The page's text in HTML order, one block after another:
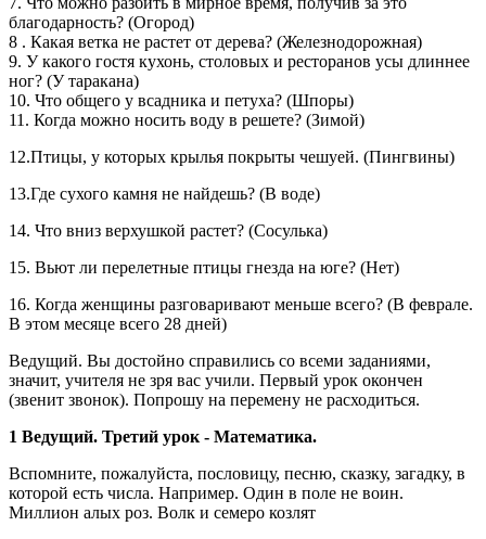
благодарность? (Огород)
8 . Какая ветка не растет от дерева? (Железнодорожная)
9. У какого гостя кухонь, столовых и ресторанов усы длиннее
ног? (У таракана)
10. Что общего у всадника и петуха? (Шпоры)
11. Когда можно носить воду в решете? (Зимой)
12.Птицы, у которых крылья покрыты чешуей. (Пингвины)
13.Где сухого камня не найдешь? (В воде)
14. Что вниз верхушкой растет? (Сосулька)
15. Вьют ли перелетные птицы гнезда на юге? (Нет)
16. Когда женщины разговаривают меньше всего? (В феврале.
В этом месяце всего 28 дней)
Ведущий. Вы достойно справились со всеми заданиями,
значит, учителя не зря вас учили. Первый урок окончен
(звенит звонок). Попрошу на перемену не расходиться.
1 Ведущий. Третий урок - Математика.
Вспомните, пожалуйста, пословицу, песню, сказку, загадку, в
которой есть числа. Например. Один в поле не воин.
Миллион алых роз. Волк и семеро козлят